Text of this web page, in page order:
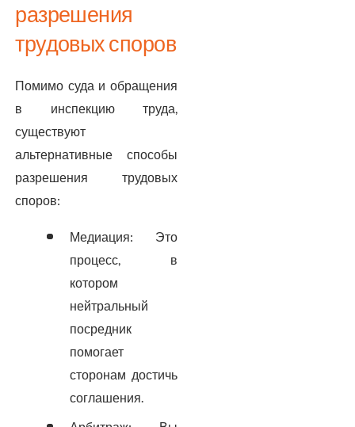
разрешения
трудовых споров
Помимо суда и обращения
в инспекцию труда,
существуют
альтернативные способы
разрешения трудовых
споров:
Медиация: Это
процесс, в
котором
нейтральный
посредник
помогает
сторонам достичь
соглашения.